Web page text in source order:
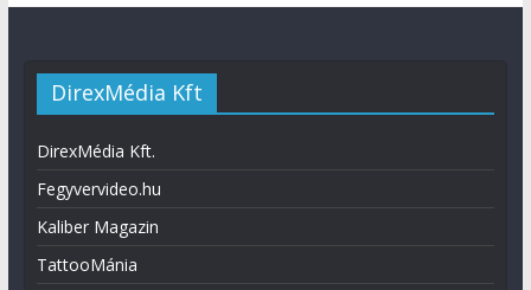
DirexMédia Kft
DirexMédia Kft.
Fegyvervideo.hu
Kaliber Magazin
TattooMánia